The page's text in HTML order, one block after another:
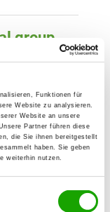
Funktionen für
Website zu analysieren.
Website an unsere
Partner führen diese
die Sie ihnen bereitgestellt
haben. Sie geben
weiterhin nutzen.
group